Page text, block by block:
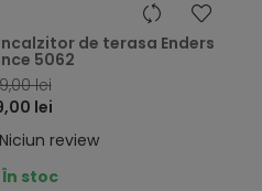
de terasa Enders
5062
lei
lei
Niciun review
În stoc